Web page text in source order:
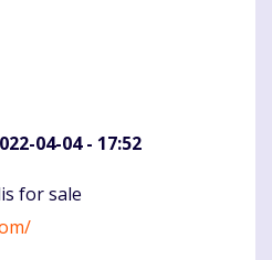
04-04 - 17:52
for sale